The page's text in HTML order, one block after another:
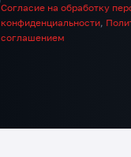
Согласие на обработку
конфиденциальности,
соглашением